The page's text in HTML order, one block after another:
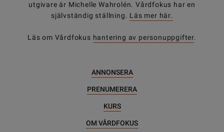
utgivare är Michelle Wahrolén. Vårdfokus har en
självständig ställning. Läs mer här.
Läs om Vårdfokus hantering av personuppgifter.
ANNONSERA
PRENUMERERA
KURS
OM VÅRDFOKUS